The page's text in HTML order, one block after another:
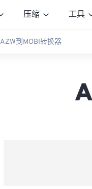
压缩 工具
AZW到MOBI转换器